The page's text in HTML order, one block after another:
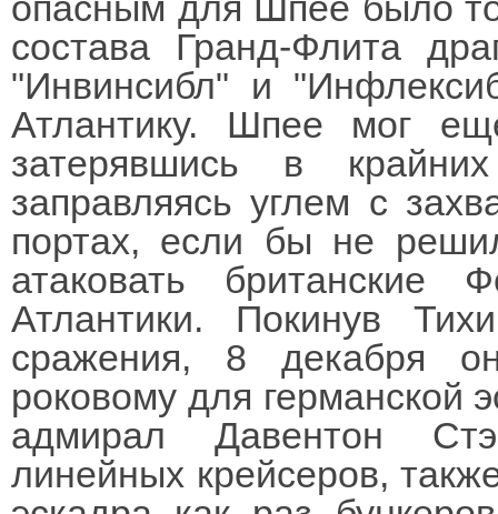
состава Гранд-Флита
"Инвинсибл" и
Атлантику. Шпее мог
затерявшись в
заправляясь углем с
портах, если бы не
атаковать британские
Атлантики. Покинув
сражения, 8 декабря
роковому для германской
адмирал Давентон
линейных крейсеров,